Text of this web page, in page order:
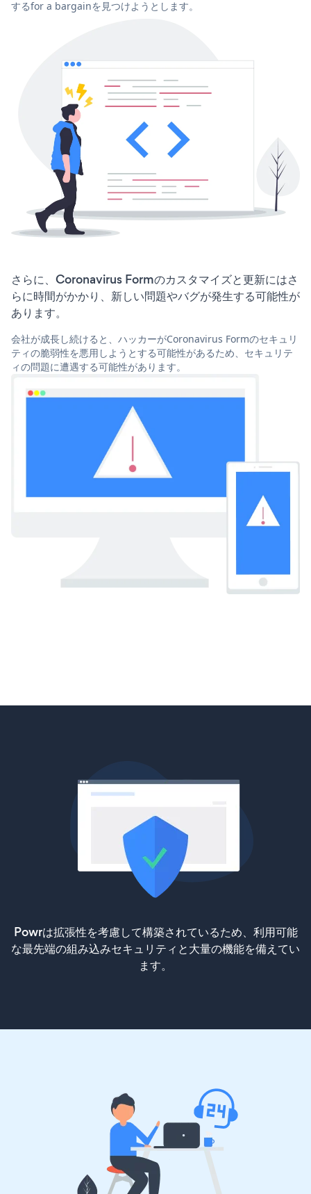
するfor a bargainを見つけようとします。
さらに、Coronavirus Formのカスタマイズと更新にはさ
らに時間がかかり、新しい問題やバグが発生する可能性が
あります。
会社が成長し続けると、ハッカーがCoronavirus Formのセキュリ
ティの脆弱性を悪用しようとする可能性があるため、セキュリテ
ィの問題に遭遇する可能性があります。
Powrは拡張性を考慮して構築されているため、利用可能
な最先端の組み込みセキュリティと大量の機能を備えてい
ます。